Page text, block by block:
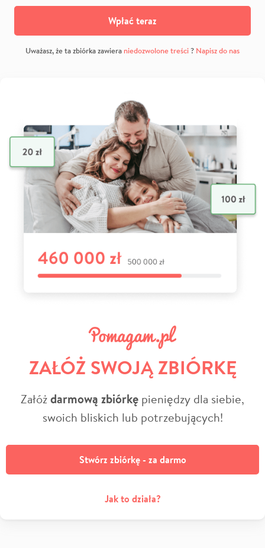
Wpłać teraz
Uważasz, że ta zbiórka zawiera niedozwolone treści? Napisz do nas
ZAŁÓŻ SWOJĄ ZBIÓRKĘ
Załóżdarmową zbiórkę pieniędzy dla siebie,
swoich bliskich lub potrzebujących!
Stwórz zbiórkę - za darmo
Jak to działa?